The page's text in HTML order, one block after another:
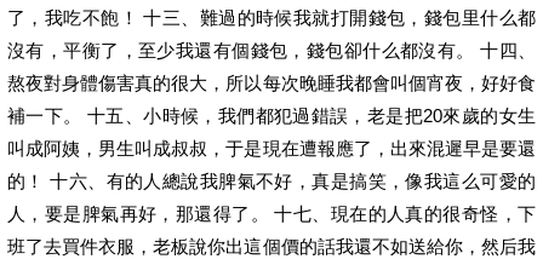
了，我吃不飽！ 十三、難過的時候我就打開錢包，錢包里什么都
沒有，平衡了，至少我還有個錢包，錢包卻什么都沒有。 十四、
熬夜對身體傷害真的很大，所以每次晚睡我都會叫個宵夜，好好食
補一下。 十五、小時候，我們都犯過錯誤，老是把20來歲的女生
叫成阿姨，男生叫成叔叔，于是現在遭報應了，出來混遲早是要還
的！ 十六、有的人總說我脾氣不好，真是搞笑，像我這么可愛的
人，要是脾氣再好，那還得了。 十七、現在的人真的很奇怪，下
班了去買件衣服，老板說你出這個價的話我還不如送給你，然后我